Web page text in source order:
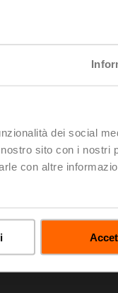
dei social
sito con i nostri
con altre